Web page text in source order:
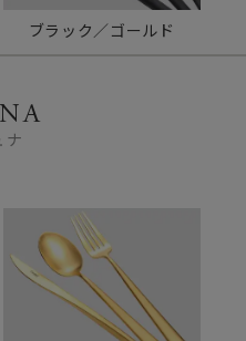
ブラック／ゴールド
ナ